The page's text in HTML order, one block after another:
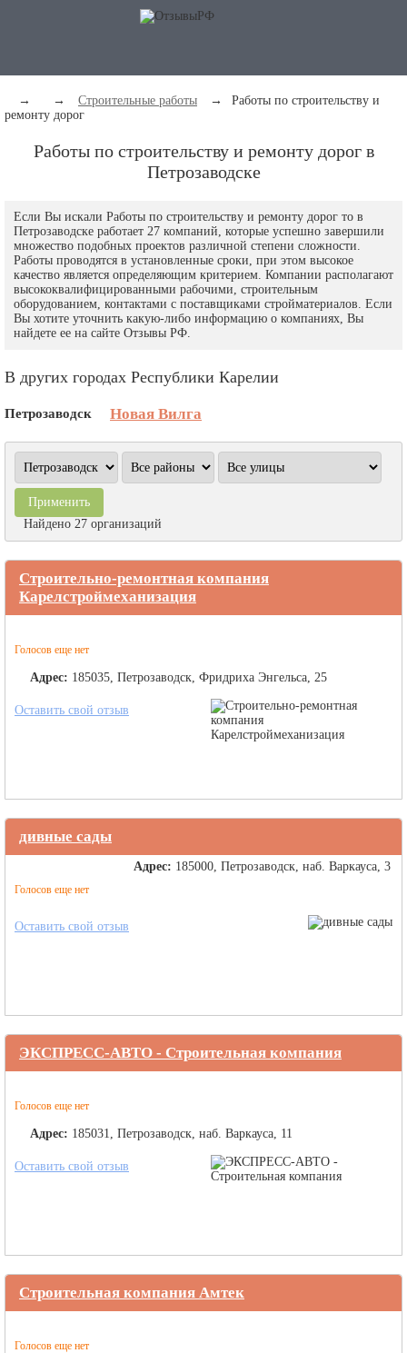
→ → Строительные работы →
Работы по строительству и
ремонту дорог
Работы по строительству и ремонту дорог в
Петрозаводске
Если Вы искали Работы по строительству и ремонту дорог то в
Петрозаводске работает 27 компаний, которые успешно завершили
множество подобных проектов различной степени сложности.
Работы проводятся в установленные сроки, при этом высокое
качество является определяющим критерием. Компании располагают
высококвалифицированными рабочими, строительным
оборудованием, контактами с поставщиками стройматериалов. Если
Вы хотите уточнить какую-либо информацию о компаниях, Вы
найдете ее на сайте Отзывы РФ.
В других городах Республики Карелии
Петрозаводск Новая Вилга
Найдено 27 организаций
Строительно-ремонтная компания
Карелстроймеханизация
Голосов еще нет
Адрес: 185035, Петрозаводск, Фридриха Энгельса, 25
Оставить свой отзыв
дивные сады
Голосов еще нет
Адрес: 185000, Петрозаводск, наб. Варкауса, 3
Оставить свой отзыв
ЭКСПРЕСС-АВТО - Строительная компания
Голосов еще нет
Адрес: 185031, Петрозаводск, наб. Варкауса, 11
Оставить свой отзыв
Строительная компания Амтек
Голосов еще нет